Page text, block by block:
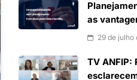
as
29 de julho
TV ANFIP: